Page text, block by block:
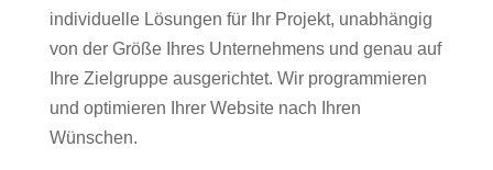
individuelle Lösungen für Ihr Projekt, unabhängig
von der Größe Ihres Unternehmens und genau auf
Ihre Zielgruppe ausgerichtet. Wir programmieren
und optimieren Ihrer Website nach Ihren
Wünschen.